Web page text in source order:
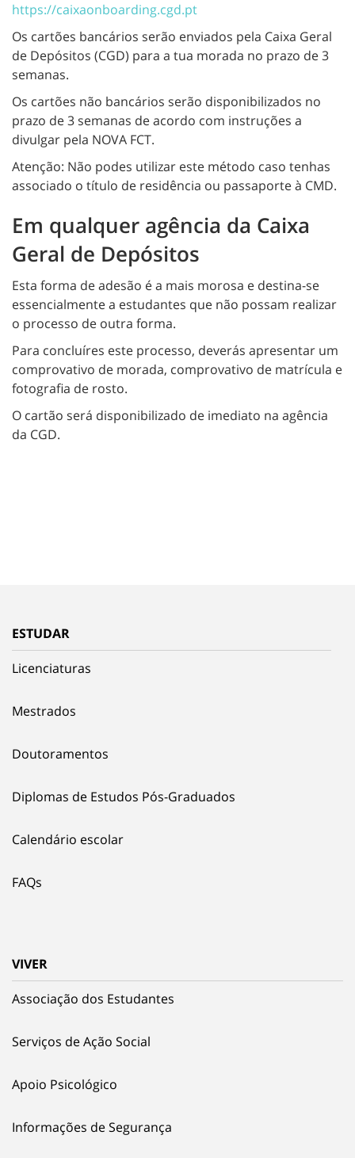
https://caixaonboarding.cgd.pt
Os cartões bancários serão enviados pela Caixa Geral
de Depósitos (CGD) para a tua morada no prazo de 3
semanas.
Os cartões não bancários serão disponibilizados no
prazo de 3 semanas de acordo com instruções a
divulgar pela NOVA FCT.
Atenção: Não podes utilizar este método caso tenhas
associado o título de residência ou passaporte à CMD.
Em qualquer agência da Caixa
Geral de Depósitos
Esta forma de adesão é a mais morosa e destina-se
essencialmente a estudantes que não possam realizar
o processo de outra forma.
Para concluíres este processo, deverás apresentar um
comprovativo de morada, comprovativo de matrícula e
fotografia de rosto.
O cartão será disponibilizado de imediato na agência
da CGD.
ESTUDAR
Licenciaturas
Mestrados
Doutoramentos
Diplomas de Estudos Pós-Graduados
Calendário escolar
FAQs
VIVER
Associação dos Estudantes
Serviços de Ação Social
Apoio Psicológico
Informações de Segurança